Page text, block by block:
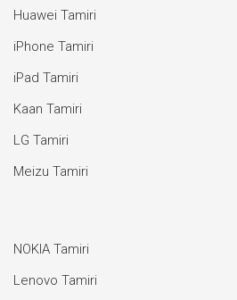
Huawei Tamiri
iPhone Tamiri
iPad Tamiri
Kaan Tamiri
LG Tamiri
Meizu Tamiri
NOKIA Tamiri
Lenovo Tamiri